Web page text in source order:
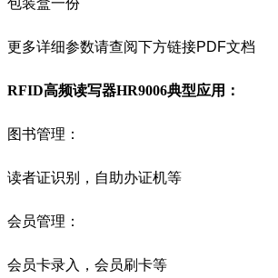
包装盒一份
更多详细参数请查阅下方链接PDF文档
RFID高频读写器HR9006典型应用 ：
图书管理：
读者证识别，自助办证机等
会员管理：
会员卡录入，会员刷卡等